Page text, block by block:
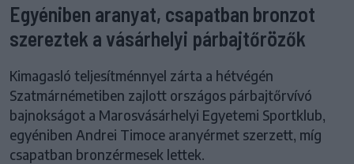
Egyéniben aranyat, csapatban bronzot
szereztek a vásárhelyi párbajtőrözők
Kimagasló teljesítménnyel zárta a hétvégén
Szatmárnémetiben zajlott országos párbajtőrvívó
bajnokságot a Marosvásárhelyi Egyetemi Sportklub,
egyéniben Andrei Timoce aranyérmet szerzett, míg
csapatban bronzérmesek lettek.